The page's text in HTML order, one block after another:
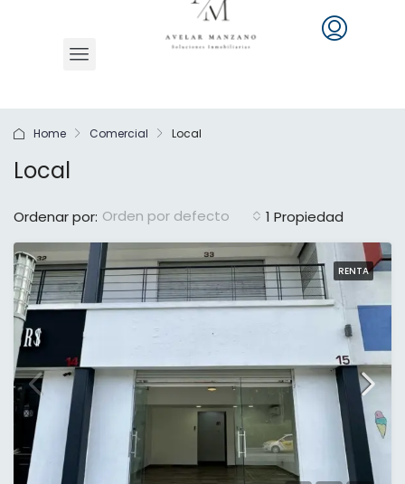
Home Comercial Local
Local
1 Propiedad
Ordenar por: Orden por defecto
RENTA